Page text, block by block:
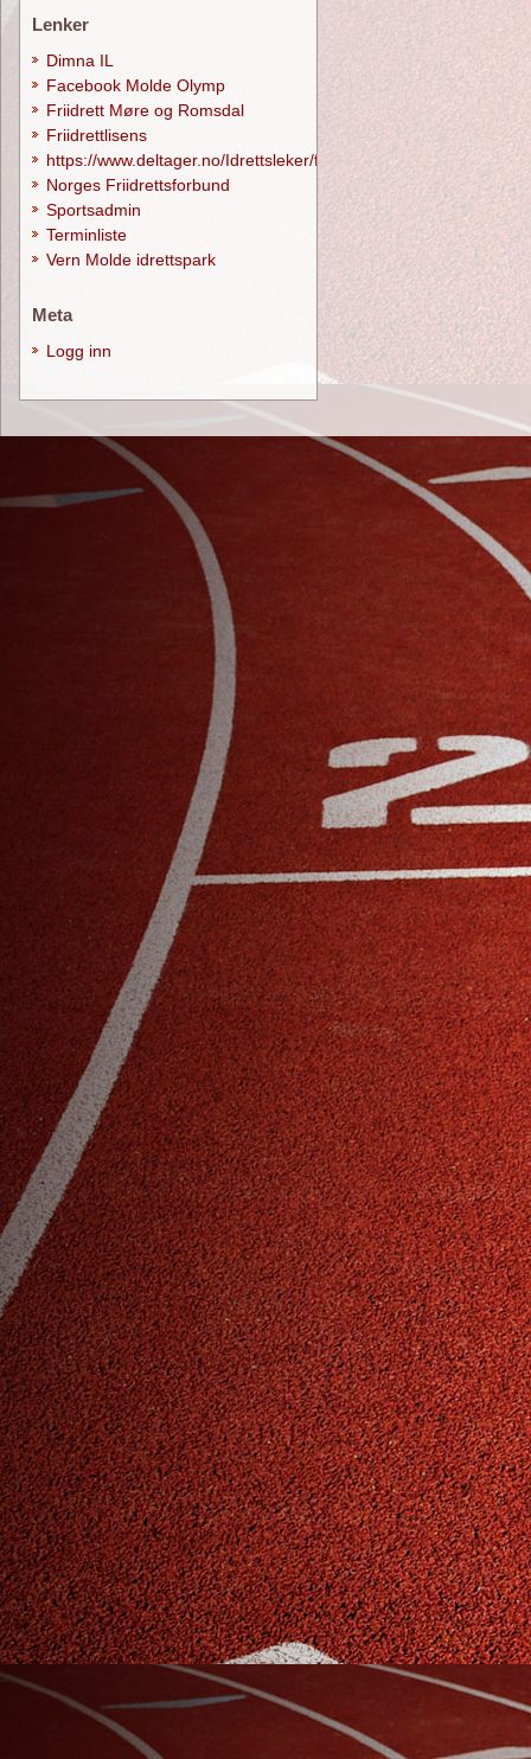
Lenker
Dimna IL
Facebook Molde Olymp
Friidrett Møre og Romsdal
Friidrettlisens
https://www.deltager.no/Idrettsleker/forside
Norges Friidrettsforbund
Sportsadmin
Terminliste
Vern Molde idrettspark
Meta
Logg inn